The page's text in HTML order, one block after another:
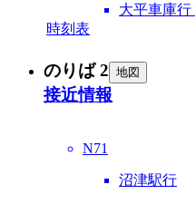
大平車庫
時刻表
のりば 2 地図
接近情報
N71
沼津駅行